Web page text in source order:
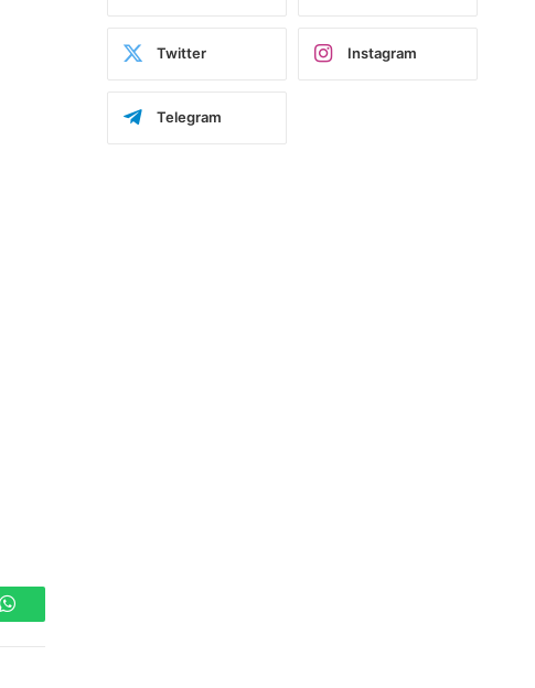
WhatsApp
Twitter Instagram
Telegram